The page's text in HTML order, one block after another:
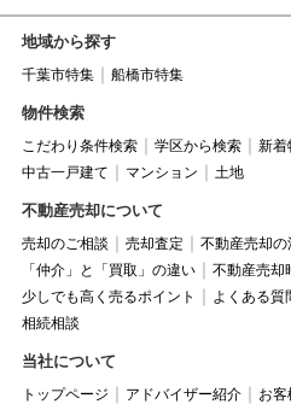
地域から探す
千葉市特集 船橋市特集
物件検索
こだわり条件検索 学区から検索 新着
中古一戸建て
マンション 土地
不動産売却について
売却のご相談 売却査定
不動産売却の
「仲介」と「買取」の違い
不動産売却
少しでも高く売るポイント
よくある質
相続相談
当社について
トップページ アドバイザー紹介 お客